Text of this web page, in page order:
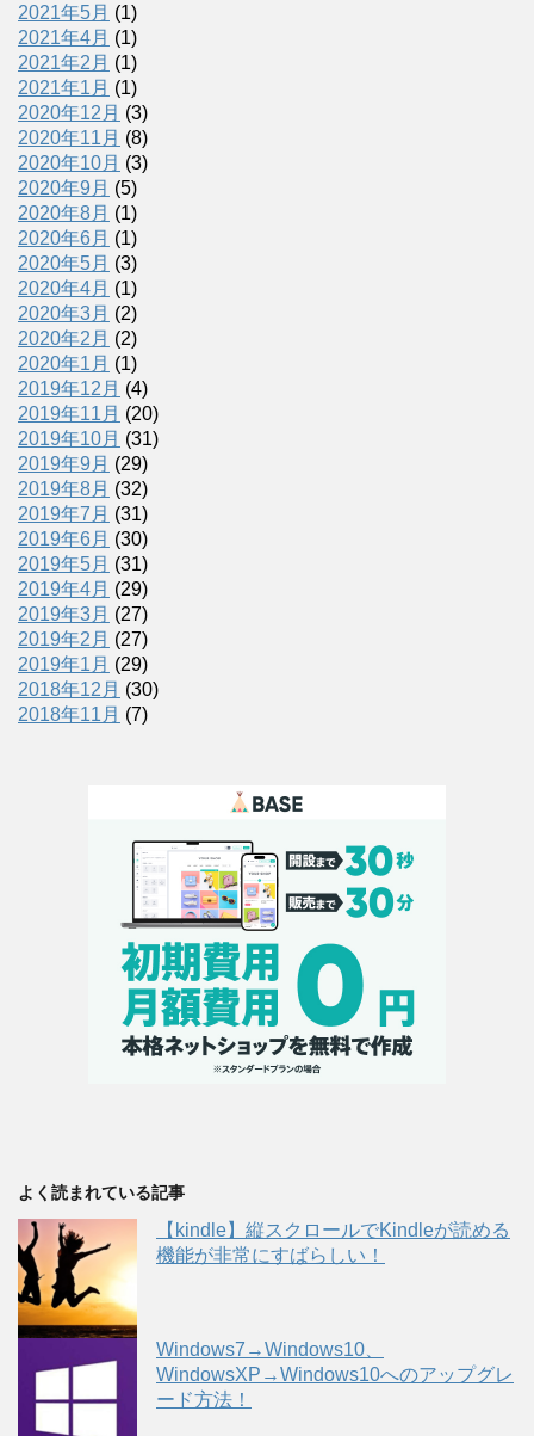
2021年5月 (1)
2021年4月 (1)
2021年2月 (1)
2021年1月 (1)
2020年12月 (3)
2020年11月 (8)
2020年10月 (3)
2020年9月 (5)
2020年8月 (1)
2020年6月 (1)
2020年5月 (3)
2020年4月 (1)
2020年3月 (2)
2020年2月 (2)
2020年1月 (1)
2019年12月 (4)
2019年11月 (20)
2019年10月 (31)
2019年9月 (29)
2019年8月 (32)
2019年7月 (31)
2019年6月 (30)
2019年5月 (31)
2019年4月 (29)
2019年3月 (27)
2019年2月 (27)
2019年1月 (29)
2018年12月 (30)
2018年11月 (7)
よく読まれている記事
【kindle】縦スクロールでKindleが読める
機能が非常にすばらしい！
Windows7→Windows10、
WindowsXP→Windows10へのアップグレ
ード方法！